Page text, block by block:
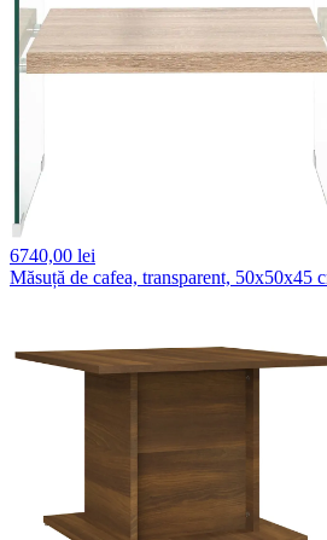
6740,00 lei
Măsuță de cafea, transparent, 50x50x45